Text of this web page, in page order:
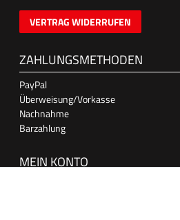
VERTRAG WIDERRUFEN
ZAHLUNGSMETHODEN
PayPal
Überweisung/Vorkasse
Nachnahme
Barzahlung
MEIN KONTO